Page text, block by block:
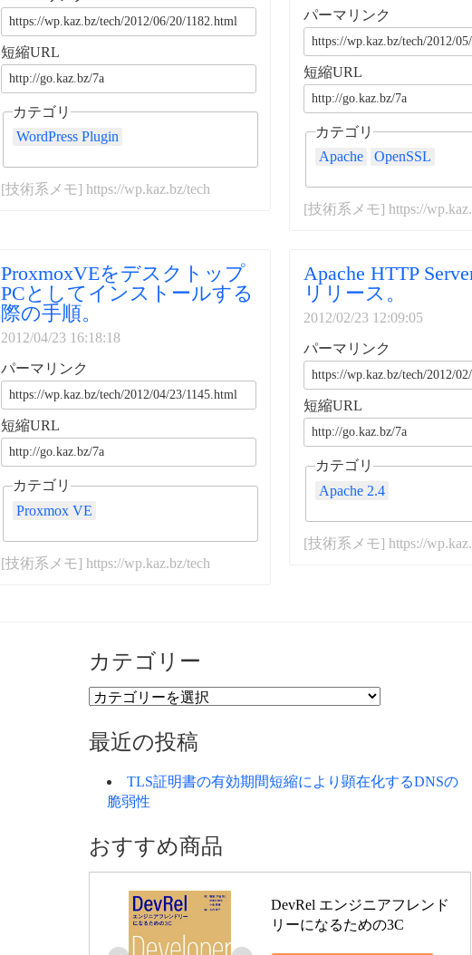
短縮URL
カテゴリ
WordPress Plugin
[技術系メモ] https://wp.kaz.bz/tech
パーマリンク
短縮URL
カテゴリ
Apache
OpenSSL
[技術系メモ] https://
ProxmoxVEをデスクトップ
PCとしてインストールする
際の手順。
2012/04/23 16:18:18
パーマリンク
短縮URL
カテゴリ
Proxmox VE
[技術系メモ] https://wp.kaz.bz/tech
Apache HTTP
リリース。
2012/02/23 12:09:05
パーマリンク
短縮URL
カテゴリ
Apache 2.4
[技術系メモ] https://
カテゴリー
カ
ゴ
リ
最近の投稿
TLS証明書の有効期間短縮により顕在化するDNSの
脆弱性
おすすめ商品
DevRel エンジニアフレンド
リーになるための3C